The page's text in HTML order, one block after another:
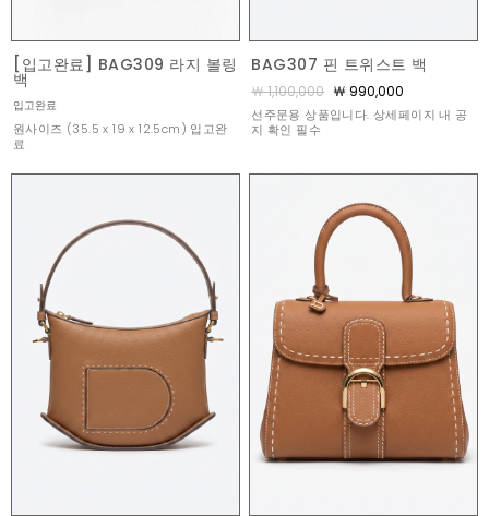
[입고완료] BAG309 라지 볼링
백
입고완료
원사이즈 (35.5 x 19 x 12.5cm) 입고완
료
BAG307 핀 트위스트 백
￦ 1,100,000 ￦ 990,000
선주문용 상품입니다. 상세페이지 내 공
지 확인 필수